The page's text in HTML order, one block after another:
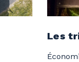
Les